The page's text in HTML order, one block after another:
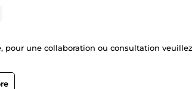
pour une collaboration ou consultation